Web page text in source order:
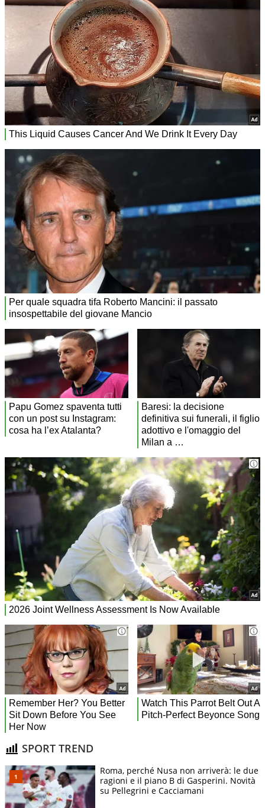
SPORT TREND
Roma, perché Nusa non arriverà: le due
ragioni e il piano B di Gasperini. Novità
su Pellegrini e Cacciamani